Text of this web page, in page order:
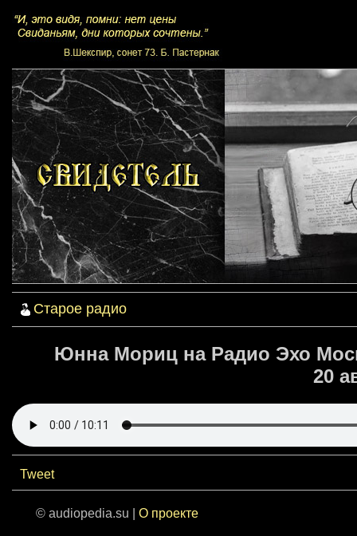
Старое радио
Юнна Мориц на Радио Эхо
20
Tweet
© audiopedia.su | О проекте